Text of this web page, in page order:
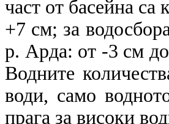
част от басейна
+7 см; за
р. Арда: от -3 см
Водните
води, само
прага за високи